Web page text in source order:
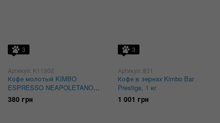
3
Артикул: K11902
Кофе молотый KIMBO
ESPRESSO NEAPOLETANO
250 г
380 грн
3
Артикул: 831
Кофе в зернах Kimbo Bar
Prestige, 1 кг
1 001 грн